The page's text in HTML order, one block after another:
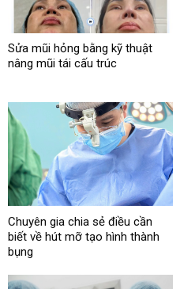
Sửa mũi hỏng bằng kỹ thuật
nâng mũi tái cấu trúc
Chuyên gia chia sẻ điều cần
biết về hút mỡ tạo hình thành
bụng